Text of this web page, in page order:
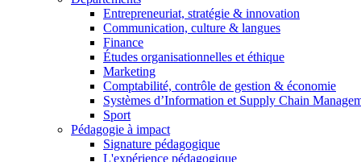
Entrepreneuriat, stratégie & innovation
Communication, culture & langues
Finance
Études organisationnelles et éthique
Marketing
Comptabilité, contrôle de gestion & économie
Systèmes d’Information et Supply Chain
Sport
Pédagogie à impact
Signature pédagogique
L'expérience pédagogique